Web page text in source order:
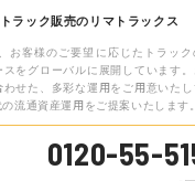
トラクターヘッド 平
EXD52AD
詳しく見る